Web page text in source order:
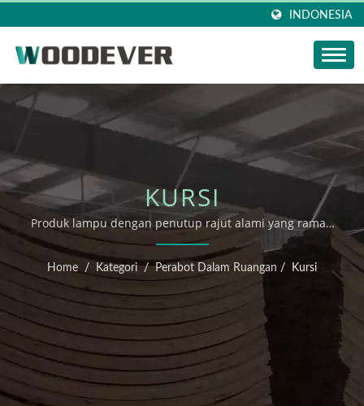
INDONESIA
KURSI
Produk lampu dengan penutup rajut alami yang ramah
lingkungan bersertifikat FSC dari pabrik rajutan rumah
di Vietnam dengan layanan kustomisasi fleksibel satu
atap.
Home / Kategori / Perabot Dalam Ruangan / Kursi